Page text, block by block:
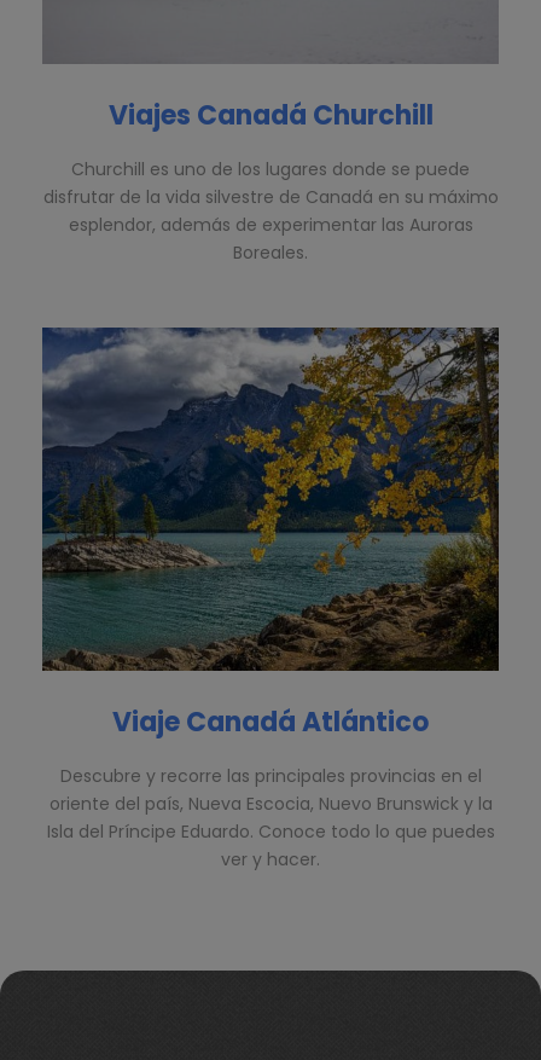
Viajes Canadá Churchill
Churchill es uno de los lugares donde se puede
disfrutar de la vida silvestre de Canadá en su máximo
esplendor, además de experimentar las Auroras
Boreales.
Viaje Canadá Atlántico
Descubre y recorre las principales provincias en el
oriente del país, Nueva Escocia, Nuevo Brunswick y la
Isla del Príncipe Eduardo. Conoce todo lo que puedes
ver y hacer.